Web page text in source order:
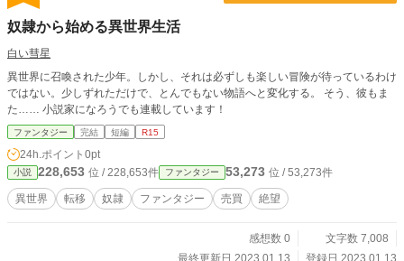
奴隷から始める異世界生活
白い彗星
異世界に召喚された少年。しかし、それは必ずしも楽しい冒険が待っているわけ
ではない。少しずれただけで、とんでもない物語へと変化する。 そう、彼もま
た…… 小説家になろうでも連載しています！
ファンタジー 完結 短編 R15
24h.ポイント 0pt
小説 228,653 位 / 228,653件 ファンタジー 53,273 位 / 53,273件
異世界 転移 奴隷 ファンタジー 売買 絶望
感想数 0
文字数 7,008
最終更新日 2023.01.13
登録日 2023.01.13